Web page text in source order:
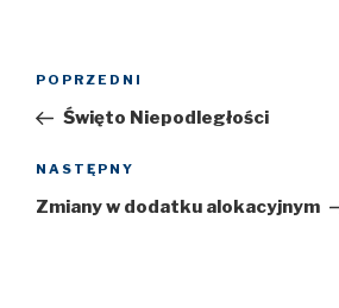
Nawigacja
wpisu
Poprzedni
wpis
POPRZEDNI
Święto Niepodległości
Następny
wpis
NASTĘPNY
Zmiany w dodatku alokacyjnym